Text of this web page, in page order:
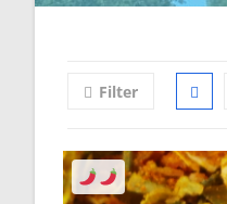
Filter